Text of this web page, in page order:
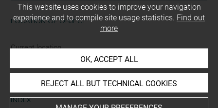
LOCATION OF OBJECT
Current location
Limoges (France), Musée national Adrien Dubouché
INDEX
This website uses cookies to improve your navigation
experience and to compile site usage statistics. Find out
more
OK, ACCEPT ALL
REJECT ALL BUT TECHNICAL COOKIES